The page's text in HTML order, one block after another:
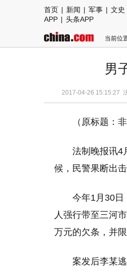
首页 | 新闻 | 军事 | 文史
APP | 头条APP
当前位
男
2017-04-26 15:15:27
（原标题：
法制晚报讯4
候，民警果断出
今年1月30日
人强行带至三河
万元的欠条，并
案发后李某